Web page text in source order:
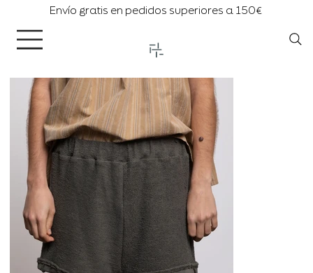
Envío gratis en pedidos superiores a 150€